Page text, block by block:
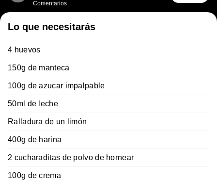
Comentarios
Lo que necesitarás
4 huevos
150g de manteca
100g de azucar impalpable
50ml de leche
Ralladura de un limón
400g de harina
2 cucharaditas de polvo de hornear
100g de crema